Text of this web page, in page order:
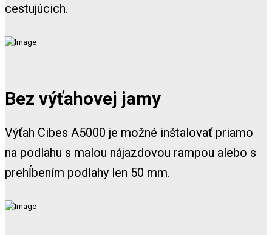
cestujúcich.
Bez výťahovej jamy
Výťah Cibes A5000 je možné inštalovať priamo
na podlahu s malou nájazdovou rampou alebo s
prehĺbením podlahy len 50 mm.